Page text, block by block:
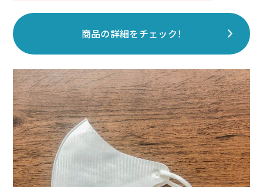
商品の詳細をチェック！